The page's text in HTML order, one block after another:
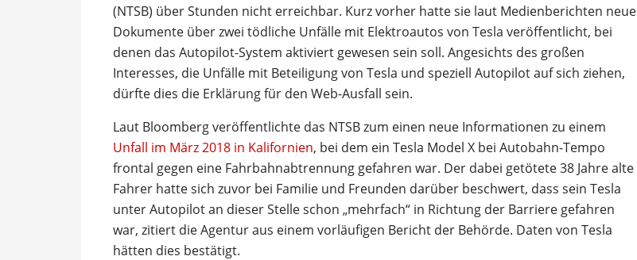
(NTSB) über Stunden nicht erreichbar. Kurz vorher hatte sie laut Medienberichten neue
Dokumente über zwei tödliche Unfälle mit Elektroautos von Tesla veröffentlicht, bei
denen das Autopilot-System aktiviert gewesen sein soll. Angesichts des großen
Interesses, die Unfälle mit Beteiligung von Tesla und speziell Autopilot auf sich ziehen,
dürfte dies die Erklärung für den Web-Ausfall sein.
Laut Bloomberg veröffentlichte das NTSB zum einen neue Informationen zu einem
Unfall im März 2018 in Kalifornien, bei dem ein Tesla Model X bei Autobahn-Tempo
frontal gegen eine Fahrbahnabtrennung gefahren war. Der dabei getötete 38 Jahre alte
Fahrer hatte sich zuvor bei Familie und Freunden darüber beschwert, dass sein Tesla
unter Autopilot an dieser Stelle schon „mehrfach“ in Richtung der Barriere gefahren
war, zitiert die Agentur aus einem vorläufigen Bericht der Behörde. Daten von Tesla
hätten dies bestätigt.